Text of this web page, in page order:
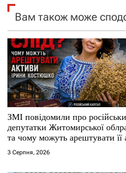
я
з
а
п
и
с
і
Вам також може
ЗМІ повідомили про
депутатки Житомирської
та чому можуть арештувати її
3 Серпня, 2026